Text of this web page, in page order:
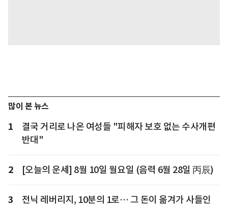
많이 본 뉴스
1
결국 거리로 나온 여성들 "피해자 보호 없는 수사개편
반대"
2 [오늘의 운세] 8월 10일 월요일 (음력 6월 28일 丙辰)
3
전닉 레버리지, 10분의 1로… 그 돈이 옮겨가 사들인